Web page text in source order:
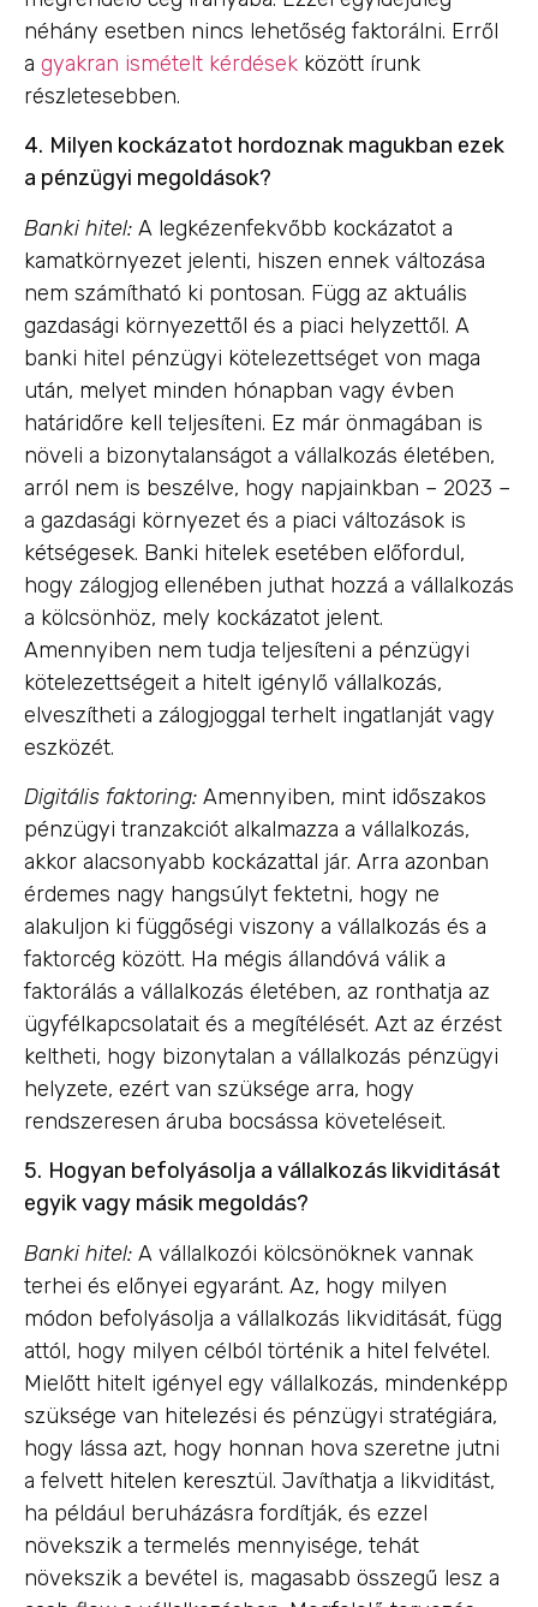
néhány esetben nincs lehetőség faktorálni. Erről
a gyakran ismételt kérdések között írunk
részletesebben.
4. Milyen kockázatot hordoznak magukban ezek
a pénzügyi megoldások?
Banki hitel: A legkézenfekvőbb kockázatot a
kamatkörnyezet jelenti, hiszen ennek változása
nem számítható ki pontosan. Függ az aktuális
gazdasági környezettől és a piaci helyzettől. A
banki hitel pénzügyi kötelezettséget von maga
után, melyet minden hónapban vagy évben
határidőre kell teljesíteni. Ez már önmagában is
növeli a bizonytalanságot a vállalkozás életében,
arról nem is beszélve, hogy napjainkban – 2023 –
a gazdasági környezet és a piaci változások is
kétségesek. Banki hitelek esetében előfordul,
hogy zálogjog ellenében juthat hozzá a vállalkozás
a kölcsönhöz, mely kockázatot jelent.
Amennyiben nem tudja teljesíteni a pénzügyi
kötelezettségeit a hitelt igénylő vállalkozás,
elveszítheti a zálogjoggal terhelt ingatlanját vagy
eszközét.
Digitális faktoring: Amennyiben, mint időszakos
pénzügyi tranzakciót alkalmazza a vállalkozás,
akkor alacsonyabb kockázattal jár. Arra azonban
érdemes nagy hangsúlyt fektetni, hogy ne
alakuljon ki függőségi viszony a vállalkozás és a
faktorcég között. Ha mégis állandóvá válik a
faktorálás a vállalkozás életében, az ronthatja az
ügyfélkapcsolatait és a megítélését. Azt az érzést
keltheti, hogy bizonytalan a vállalkozás pénzügyi
helyzete, ezért van szüksége arra, hogy
rendszeresen áruba bocsássa követeléseit.
5. Hogyan befolyásolja a vállalkozás likviditását
egyik vagy másik megoldás?
Banki hitel: A vállalkozói kölcsönöknek vannak
terhei és előnyei egyaránt. Az, hogy milyen
módon befolyásolja a vállalkozás likviditását, függ
attól, hogy milyen célból történik a hitel felvétel.
Mielőtt hitelt igényel egy vállalkozás, mindenképp
szüksége van hitelezési és pénzügyi stratégiára,
hogy lássa azt, hogy honnan hova szeretne jutni
a felvett hitelen keresztül. Javíthatja a likviditást,
ha például beruházásra fordítják, és ezzel
növekszik a termelés mennyisége, tehát
növekszik a bevétel is, magasabb összegű lesz a